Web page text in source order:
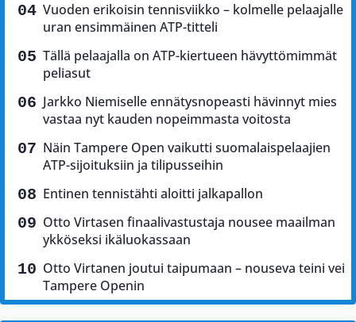
Vuoden erikoisin tennisviikko – kolmelle pelaajalle
uran ensimmäinen ATP-titteli
Tällä pelaajalla on ATP-kiertueen hävyttömimmät
peliasut
Jarkko Niemiselle ennätysnopeasti hävinnyt mies
vastaa nyt kauden nopeimmasta voitosta
Näin Tampere Open vaikutti suomalaispelaajien
ATP-sijoituksiin ja tilipusseihin
Entinen tennistähti aloitti jalkapallon
Otto Virtasen finaalivastustaja nousee maailman
ykköseksi ikäluokassaan
Otto Virtanen joutui taipumaan – nouseva teini vei
Tampere Openin